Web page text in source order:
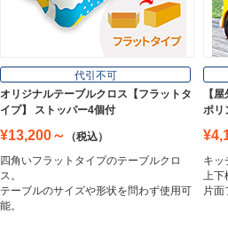
代引不可
オリジナルテーブルクロス【フラットタ
イプ】 ストッパー4個付
¥13,200～
（税込）
四角いフラットタイプのテーブルクロ
ス。
テーブルのサイズや形状を問わず使用可
能。
【
ポリ
キッ
上下
片